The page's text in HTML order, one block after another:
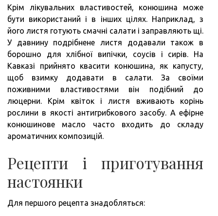
Крім лікувальних властивостей, конюшина може
бути використаний і в інших цілях. Наприклад, з
його листя готують смачні салати і заправляють щі.
У давнину подрібнене листя додавали також в
борошно для хлібної випічки, соусів і сирів. На
Кавказі прийнято квасити конюшина, як капусту,
щоб взимку додавати в салати. За своїми
поживними властивостями він подібний до
люцерни. Крім квіток і листя вживають корінь
рослини в якості антигрибкового засобу. А ефірне
конюшинове масло часто входить до складу
ароматичних композицій.
Рецепти і приготування
настоянки
Для першого рецепта знадобляться: